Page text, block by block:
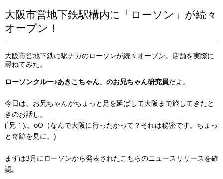
大阪市営地下鉄駅構内に「ローソン」が続々
オープン！
大阪市営地下鉄に駅ナカのローソンが続々オープン。店舗を実際に
尋ねてみた。
ローソンクルー♪あきこちゃん、のお兄ちゃん研究員だよ。
今日は、お兄ちゃんがちょっと足を延ばして大阪まで旅してきたと
きのお話し。
(´兄｀).。oO（なんで大阪に行ったかって？それは秘密です。ちょっ
と奇跡を見に。)
まずは3月にローソンから発表されたこちらのニュースリリースを確
認。